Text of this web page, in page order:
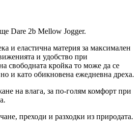
Dare 2b Mellow Jogger.
и еластична материя за максимален
и удобство при
свободната кройка то може да се
и като обикновена ежедневна дреха.
на влага, за по-голям комфорт при
преходи и разходки из природата.